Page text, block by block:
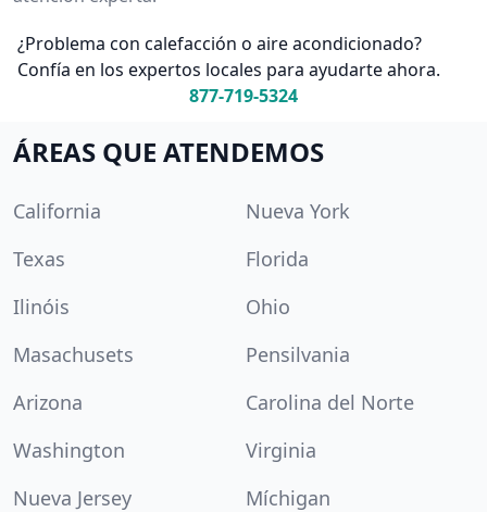
¿Problema con calefacción o aire acondicionado?
Confía en los expertos locales para ayudarte ahora.
877-719-5324
ÁREAS QUE ATENDEMOS
California
Nueva York
Texas
Florida
Ilinóis
Ohio
Masachusets
Pensilvania
Arizona
Carolina del Norte
Washington
Virginia
Nueva Jersey
Míchigan